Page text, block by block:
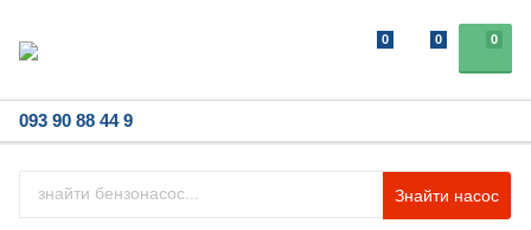
0
0 0
093 90 88 44 9
Знайти насос